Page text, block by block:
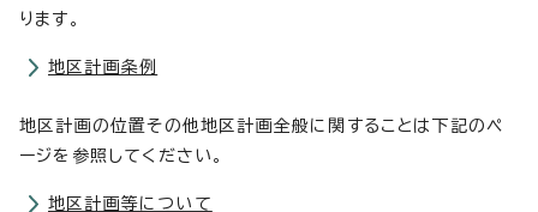
ります。
地区計画条例
地区計画の位置その他地区計画全般に関することは下記のペ
ージを参照してください。
地区計画等について